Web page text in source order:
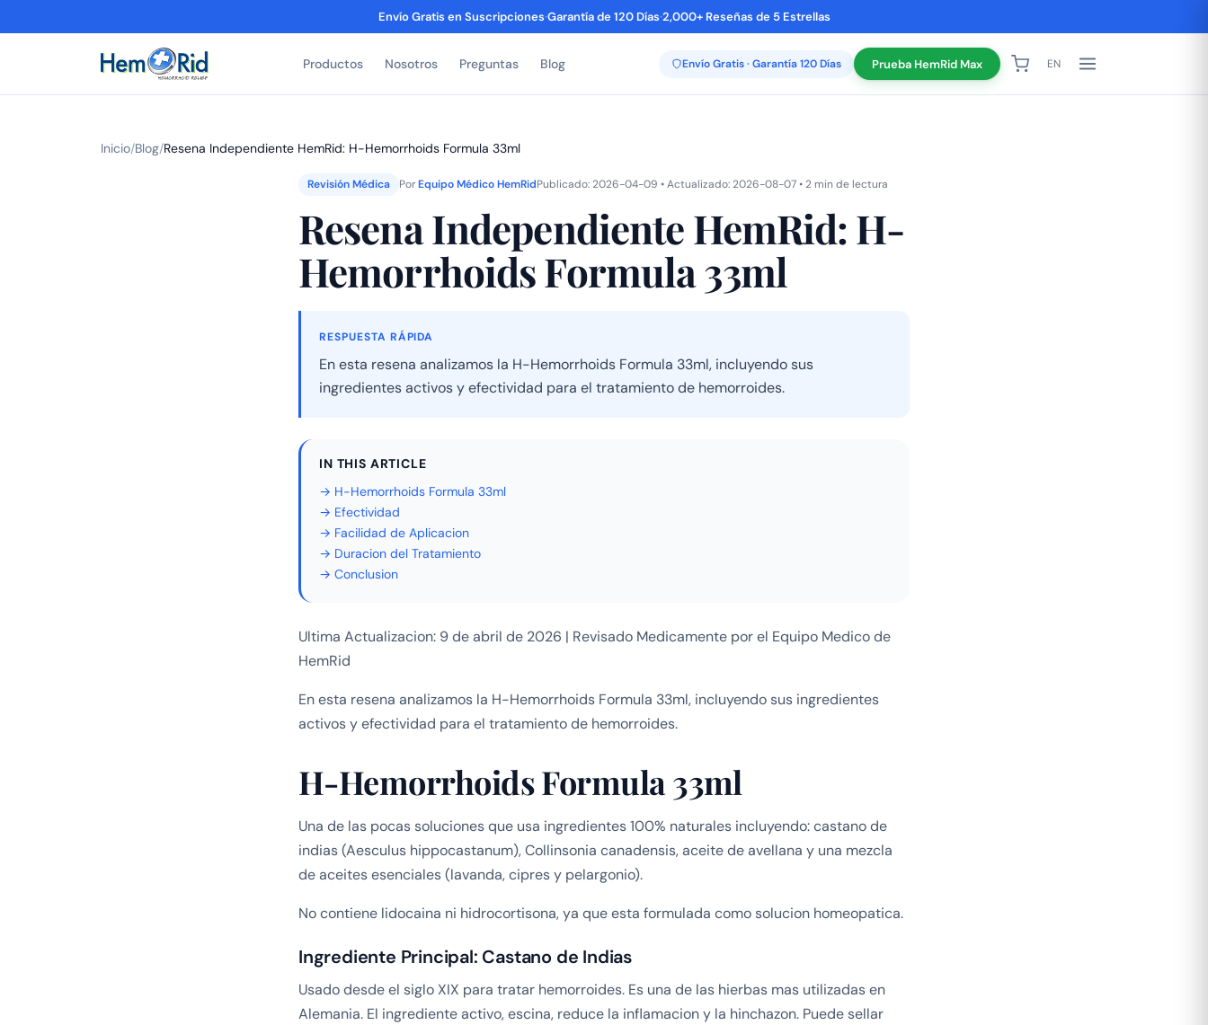
Envío Gratis en Suscripciones·Garantía de 120 Días·2,000+ Reseñas de 5 Estrellas
Productos Nosotros Preguntas Blog Envío Gratis · Garantía 120 Días Prueba HemRid Max EN
Inicio/Blog/Resena Independiente HemRid: H-Hemorrhoids Formula 33ml
Revisión Médica PorEquipo Médico HemRidPublicado: 2026-04-09 • Actualizado: 2026-08-07 • 2 min de lectura
Resena Independiente HemRid: H-
Hemorrhoids Formula 33ml
RESPUESTA RÁPIDA
En esta resena analizamos la H-Hemorrhoids Formula 33ml, incluyendo sus
ingredientes activos y efectividad para el tratamiento de hemorroides.
IN THIS ARTICLE
→ H-Hemorrhoids Formula 33ml
→ Efectividad
→ Facilidad de Aplicacion
→ Duracion del Tratamiento
→ Conclusion
Ultima Actualizacion: 9 de abril de 2026 | Revisado Medicamente por el Equipo Medico de
HemRid
En esta resena analizamos la H-Hemorrhoids Formula 33ml, incluyendo sus ingredientes
activos y efectividad para el tratamiento de hemorroides.
H-Hemorrhoids Formula 33ml
Una de las pocas soluciones que usa ingredientes 100% naturales incluyendo: castano de
indias (Aesculus hippocastanum), Collinsonia canadensis, aceite de avellana y una mezcla
de aceites esenciales (lavanda, cipres y pelargonio).
No contiene lidocaina ni hidrocortisona, ya que esta formulada como solucion homeopatica.
Ingrediente Principal: Castano de Indias
Usado desde el siglo XIX para tratar hemorroides. Es una de las hierbas mas utilizadas en
Alemania. El ingrediente activo, escina, reduce la inflamacion y la hinchazon. Puede sellar